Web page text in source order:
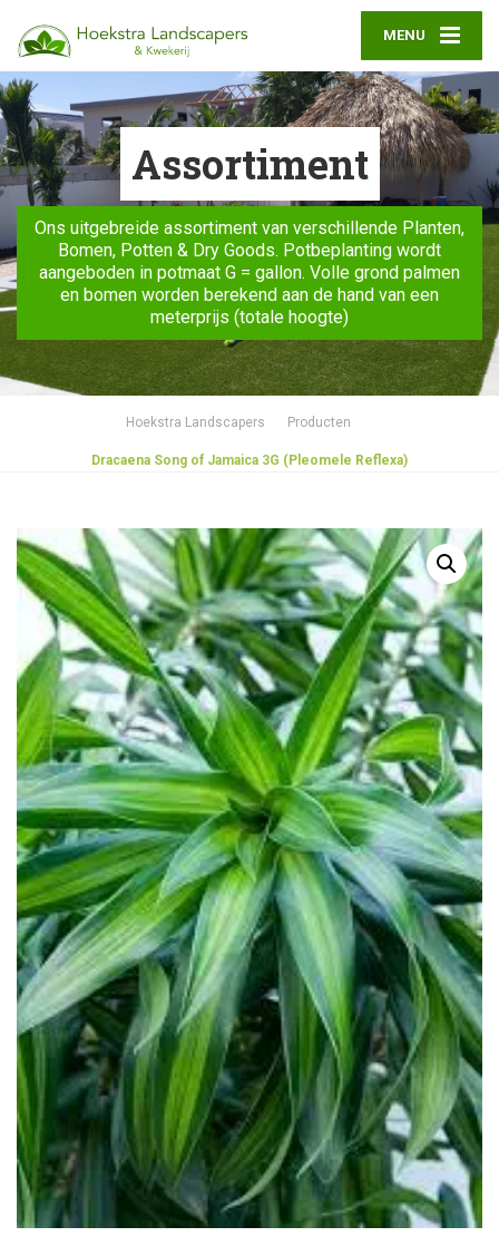
MENU
Assortiment
Ons uitgebreide assortiment van verschillende Planten,
Bomen, Potten & Dry Goods. Potbeplanting wordt
aangeboden in potmaat G = gallon. Volle grond palmen
en bomen worden berekend aan de hand van een
meterprijs (totale hoogte)
Hoekstra Landscapers Producten
Dracaena Song of Jamaica 3G (Pleomele Reflexa)